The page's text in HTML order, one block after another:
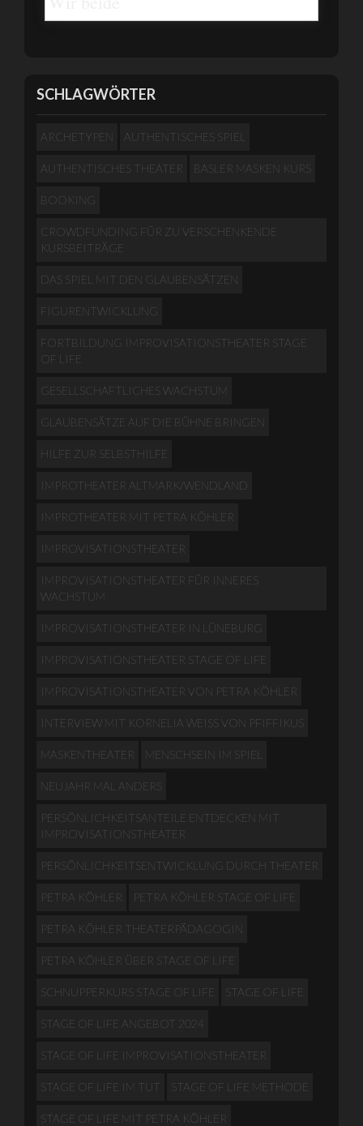
SCHLAGWÖRTER
ARCHETYPEN AUTHENTISCHES SPIEL
AUTHENTISCHES THEATER BASLER MASKEN KURS
BOOKING
CROWDFUNDING FÜR ZU VERSCHENKENDE
KURSBEITRÄGE
DAS SPIEL MIT DEN GLAUBENSÄTZEN
FIGURENTWICKLUNG
FORTBILDUNG IMPROVISATIONSTHEATER STAGE
OF LIFE
GESELLSCHAFTLICHES WACHSTUM
GLAUBENSÄTZE AUF DIE BÜHNE BRINGEN
HILFE ZUR SELBSTHILFE
IMPROTHEATER ALTMARK/WENDLAND
IMPROTHEATER MIT PETRA KÖHLER
IMPROVISATIONSTHEATER
IMPROVISATIONSTHEATER FÜR INNERES
WACHSTUM
IMPROVISATIONSTHEATER IN LÜNEBURG
IMPROVISATIONSTHEATER STAGE OF LIFE
IMPROVISATIONSTHEATER VON PETRA KÖHLER
INTERVIEW MIT KORNELIA WEISS VON PFIFFIKUS
MASKENTHEATER MENSCHSEIN IM SPIEL
NEUJAHR MAL ANDERS
PERSÖNLICHKEITSANTEILE ENTDECKEN MIT
IMPROVISATIONSTHEATER
PERSÖNLICHKEITSENTWICKLUNG DURCH THEATER
PETRA KÖHLER PETRA KÖHLER STAGE OF LIFE
PETRA KÖHLER THEATERPÄDAGOGIN
PETRA KÖHLER ÜBER STAGE OF LIFE
SCHNUPPERKURS STAGE OF LIFE STAGE OF LIFE
STAGE OF LIFE ANGEBOT 2024
STAGE OF LIFE IMPROVISATIONSTHEATER
STAGE OF LIFE IM TUT STAGE OF LIFE METHODE
STAGE OF LIFE MIT PETRA KÖHLER